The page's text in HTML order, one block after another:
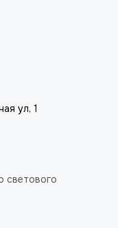
ул, 1
светового